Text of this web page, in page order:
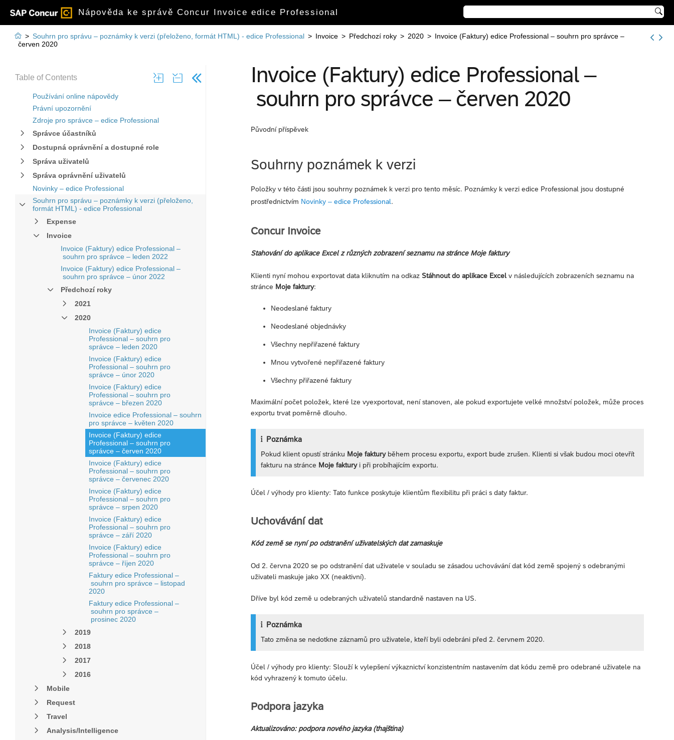
Nápověda ke správě Concur Invoice edice Professional 
Table of Contents
Používání online nápovědy
Právní upozornění
Zdroje pro správce – edice Professional
Správce účastníků
Dostupná oprávnění a dostupné role
Správa uživatelů
Správa oprávnění uživatelů
Novinky – edice Professional
Souhrn pro správu – poznámky k verzi (přeloženo,
formát HTML) - edice Professional
Expense
Invoice
Invoice (Faktury) edice Professional –
souhrn pro správce – leden 2022
Invoice (Faktury) edice Professional –
souhrn pro správce – únor 2022
Předchozí roky
2021
2020
Invoice (Faktury) edice
Professional – souhrn pro
správce – leden 2020
Invoice (Faktury) edice
Professional – souhrn pro
správce – únor 2020
Invoice (Faktury) edice
Professional – souhrn pro
správce – březen 2020
Invoice edice Professional – souhrn
pro správce – květen 2020
Invoice (Faktury) edice
Professional – souhrn pro
správce – červen 2020
Invoice (Faktury) edice
Professional – souhrn pro
správce – červenec 2020
Invoice (Faktury) edice
Professional – souhrn pro
správce – srpen 2020
Invoice (Faktury) edice
Professional – souhrn pro
správce – září 2020
Invoice (Faktury) edice
Professional – souhrn pro
správce – říjen 2020
Faktury edice Professional –
souhrn pro správce – listopad
2020
Faktury edice Professional –
souhrn pro správce –
prosinec 2020
2019
2018
2017
2016
Mobile
Request
Travel
Analysis/Intelligence
 > Souhrn pro správu – poznámky k verzi (přeloženo, formát HTML) - edice Professional > Invoice > Předchozí roky > 2020 > Invoice (Faktury) edice Professional – souhrn pro správce –
červen 2020
Invoice (Faktury) edice Professional –
souhrn pro správce – červen 2020
Původní příspěvek
Souhrny poznámek k verzi
Položky v této části jsou souhrny poznámek k verzi pro tento měsíc. Poznámky k verzi edice Professional jsou dostupné
prostřednictvím Novinky – edice Professional.
Concur Invoice
Stahování do aplikace Excel z různých zobrazení seznamu na stránce Moje faktury
Klienti nyní mohou exportovat data kliknutím na odkaz Stáhnout do aplikace Excel v následujících zobrazeních seznamu na
stránce Moje faktury:
Neodeslané faktury
Neodeslané objednávky
Všechny nepřiřazené faktury
Mnou vytvořené nepřiřazené faktury
Všechny přiřazené faktury
Maximální počet položek, které lze vyexportovat, není stanoven, ale pokud exportujete velké množství položek, může proces
exportu trvat poměrně dlouho.
Poznámka
Pokud klient opustí stránku Moje fakturyběhem procesu exportu, export bude zrušen. Klienti si však budou moci otevřít
fakturu na stránce Moje fakturyi při probíhajícím exportu.
Účel / výhody pro klienty: Tato funkce poskytuje klientům flexibilitu při práci s daty faktur.
Uchovávání dat
Kód země se nyní po odstranění uživatelských dat zamaskuje
Od 2. června 2020 se po odstranění dat uživatele v souladu se zásadou uchovávání dat kód země spojený s odebranými
uživateli maskuje jako XX (neaktivní).
Dříve byl kód země u odebraných uživatelů standardně nastaven na US.
Poznámka
Tato změna se nedotkne záznamů pro uživatele, kteří byli odebráni před 2. červnem 2020.
Účel / výhody pro klienty: Slouží k vylepšení výkaznictví konzistentním nastavením dat kódu země pro odebrané uživatele na
kód vyhrazený k tomuto účelu.
Podpora jazyka
Aktualizováno: podpora nového jazyka (thajština)